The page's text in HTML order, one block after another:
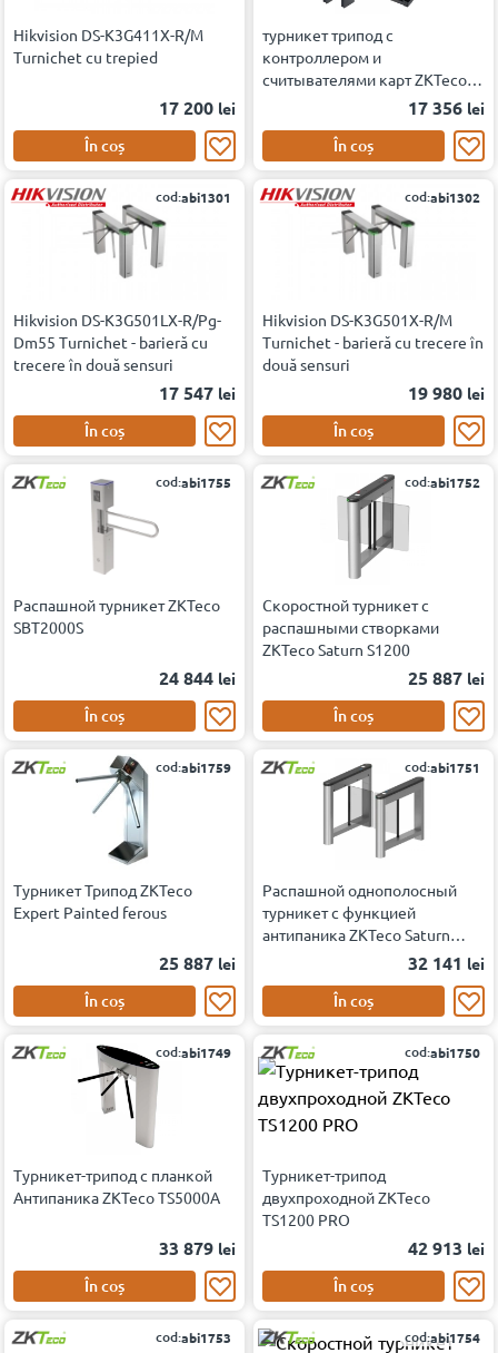
Hikvision DS-K3G411X-R/M
Turnichet cu trepied
17 200 lei
În coș
турникет трипод с
контроллером и
считывателями карт ZKTeco
17 356 lei
În coș
cod:abi1301
Hikvision DS-K3G501LX-R/Pg-
Dm55 Turnichet - barieră cu
trecere în două sensuri
17 547 lei
În coș
cod:abi1302
Hikvision DS-K3G501X-R/M
Turnichet - barieră cu trecere în
două sensuri
19 980 lei
În coș
cod:abi1755
Распашной турникет ZKTeco
SBT2000S
24 844 lei
În coș
cod:abi1752
Скоростной турникет с
распашными створками
ZKTeco Saturn S1200
25 887 lei
În coș
cod:abi1759
Турникет Трипод ZKTeco
Expert Painted ferous
25 887 lei
În coș
cod:abi1751
Распашной однополосный
турникет с функцией
антипаника ZKTeco Saturn
32 141 lei
În coș
cod:abi1749
Турникет-трипод с планкой
Антипаника ZKTeco TS5000A
33 879 lei
În coș
cod:abi1750
Турникет-трипод
двухпроходной ZKTeco
TS1200 PRO
42 913 lei
În coș
cod:abi1753 cod:abi1754